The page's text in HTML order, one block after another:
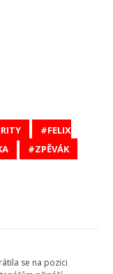
FELIX
ZPĚVÁK
se na pozici